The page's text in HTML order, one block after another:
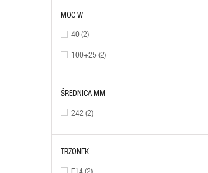
MOC W
40(2)
100+25 (2)
ŚREDNICA MM
242 (2)
TRZONEK
E14(2)